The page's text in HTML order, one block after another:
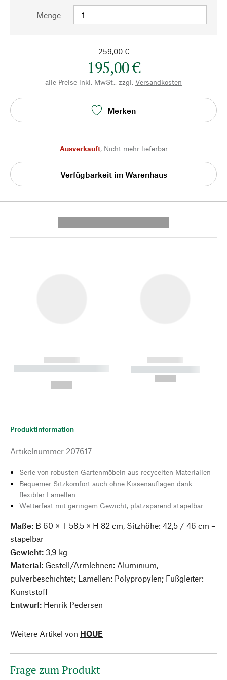
Menge
259,00 €
195,00 €
alle Preise inkl. MwSt., zzgl. Versandkosten
Merken
Ausverkauft, Nicht mehr lieferbar
Verfügbarkeit im Warenhaus
------------
----------- ----------- --------
------------
----------- -----------
Produktinformation
Artikelnummer 207617
Serie von robusten Gartenmöbeln aus recycelten Materialien
Bequemer Sitzkomfort auch ohne Kissenauflagen dank
flexibler Lamellen
Wetterfest mit geringem Gewicht, platzsparend stapelbar
Maße: B 60 × T 58,5 × H 82 cm, Sitzhöhe: 42,5 / 46 cm –
stapelbar
Gewicht: 3,9 kg
Material: Gestell/Armlehnen: Aluminium,
pulverbeschichtet; Lamellen: Polypropylen; Fußgleiter:
Kunststoff
Entwurf: Henrik Pedersen
Weitere Artikel von HOUE
Frage zum Produkt